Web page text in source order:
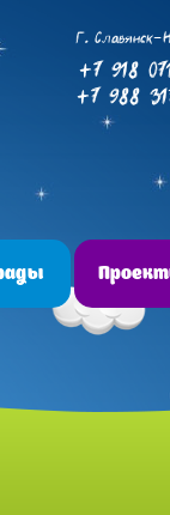
Г. Славянск-
+7 918
+7 988